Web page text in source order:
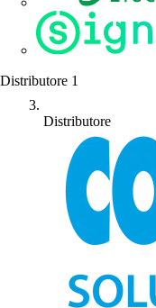
Distributore 1
Distributore